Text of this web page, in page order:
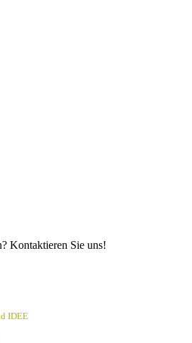
Kontaktieren Sie uns!
IDEE